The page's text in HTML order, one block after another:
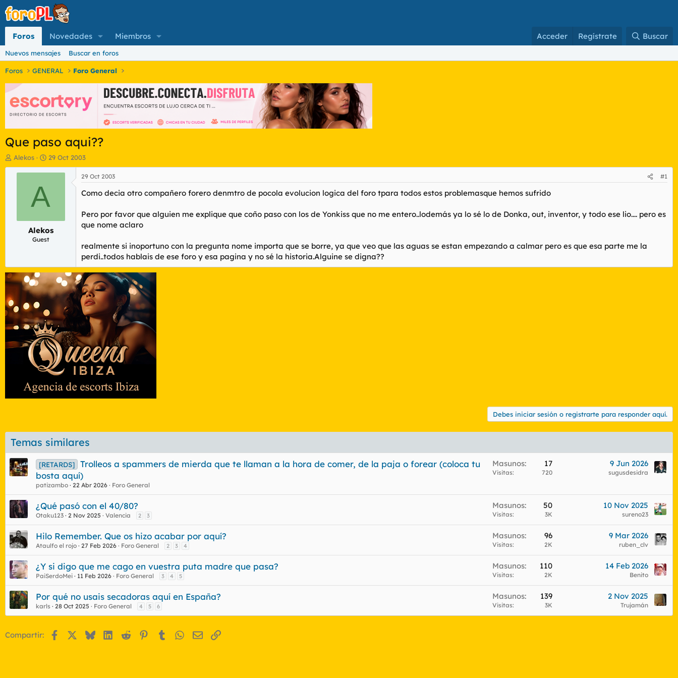
Foros Novedades Miembros Acceder Regístrate Buscar
Nuevos mensajes Buscar en foros
Foros GENERAL Foro General
Que paso aqui??
I
n
o
t
e
m
Alekos
F
e
c
d
i
n
i
o
29 Oct 2003
A
Alekos
Guest
29 Oct 2003 #1
Como decia otro compañero forero denmtro de pocola evolucion logica del foro tpara todos estos problemasque hemos sufrido
Pero por favor que alguien me explique que coño paso con los de Yonkiss que no me entero..lodemás ya lo sé lo de Donka, out, inventor, y todo ese lio.... pero es
que nome aclaro
realmente si inoportuno con la pregunta nome importa que se borre, ya que veo que las aguas se estan empezando a calmar pero es que esa parte me la
perdi..todos hablais de ese foro y esa pagina y no sé la historia.Alguine se digna??
Debes iniciar sesión o registrarte para responder aquí.
Temas similares
[RETARDS]
Trolleos a spammers de mierda que te llaman a la hora de comer, de la paja o forear (coloca tu
bosta aquí)
patizambo 22 Abr 2026 Foro General
Masunos 17
Visitas 720
9 Jun 2026
sugusdesidra
¿Qué pasó con el 40/80?
Otaku123 2 Nov 2025 Valencia 2 3
Masunos 50
Visitas 3K
10 Nov 2025
sureno23
Hilo Remember. Que os hizo acabar por aquí?
Ataulfo el rojo 27 Feb 2026 Foro General 2 3 4
Masunos 96
Visitas 2K
9 Mar 2026
ruben_clv
¿Y si digo que me cago en vuestra puta madre que pasa?
PaiSerdoMei 11 Feb 2026 Foro General 3 4 5
Masunos 110
Visitas 2K
14 Feb 2026
Benito
Por qué no usais secadoras aquí en España?
karls 28 Oct 2025 Foro General 4 5 6
Masunos 139
Visitas 3K
2 Nov 2025
Trujamán
Compartir: FacebookBlueskyLinkedIn
Reddit Pinterest
Tumblr WhatsApp
EmailEnlace